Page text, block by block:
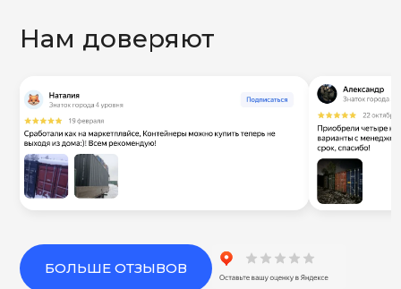
Нам доверяют
БОЛЬШЕ ОТЗЫВОВ